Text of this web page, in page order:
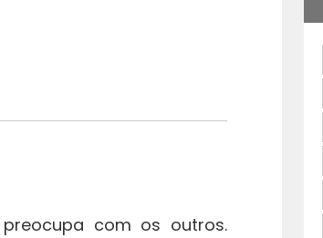
com os outros.